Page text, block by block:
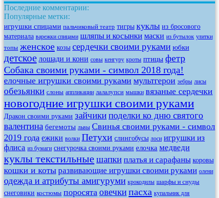
Последние комментарии:
Популярные метки:
игрушки спицами пальчиковый театр тигры куклы из бросового
материала варежки спицами шляпы и косынки маски из бутылок улитки
топы женское козы сердечки своими руками юбки
детское лошади и кони совы кенгуру кроты птицы фетр
Собака своими руками - символ 2018 года!
елочные игрушки своими руками мультгерои зебры лисы
обезьянки слоны аппликации лалалупси мышки вязаные сердечки
новогодние игрушки своими руками
Дракон своими руками зайчикиподелки ко дню святого
валентина бегемоты львы Свинья своими руками - символ
2019 года ежики волки Петухи слингобусы лоси игрушки из
флиса из бумаги снегурочка своими руками елочка медведи
куклы текстильные шапки платья и сарафаны коровы
кошки и коты развивающие игрушки своими руками олени
одежда и атрибуты амигуруми крокодилы шарфы и снуды
снеговики костюмы поросята овечкипасха купальник для